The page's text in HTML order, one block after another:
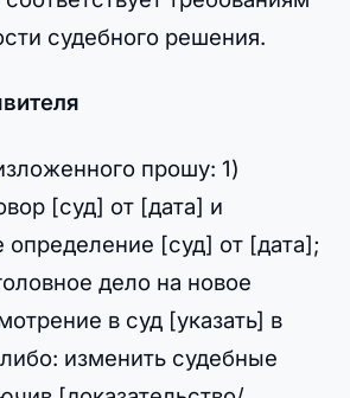
судебного решения.
прошу: 1)
[суд] от [дата] и
определение [суд] от [дата];
дело на новое
в суд [указать] в
изменить судебные